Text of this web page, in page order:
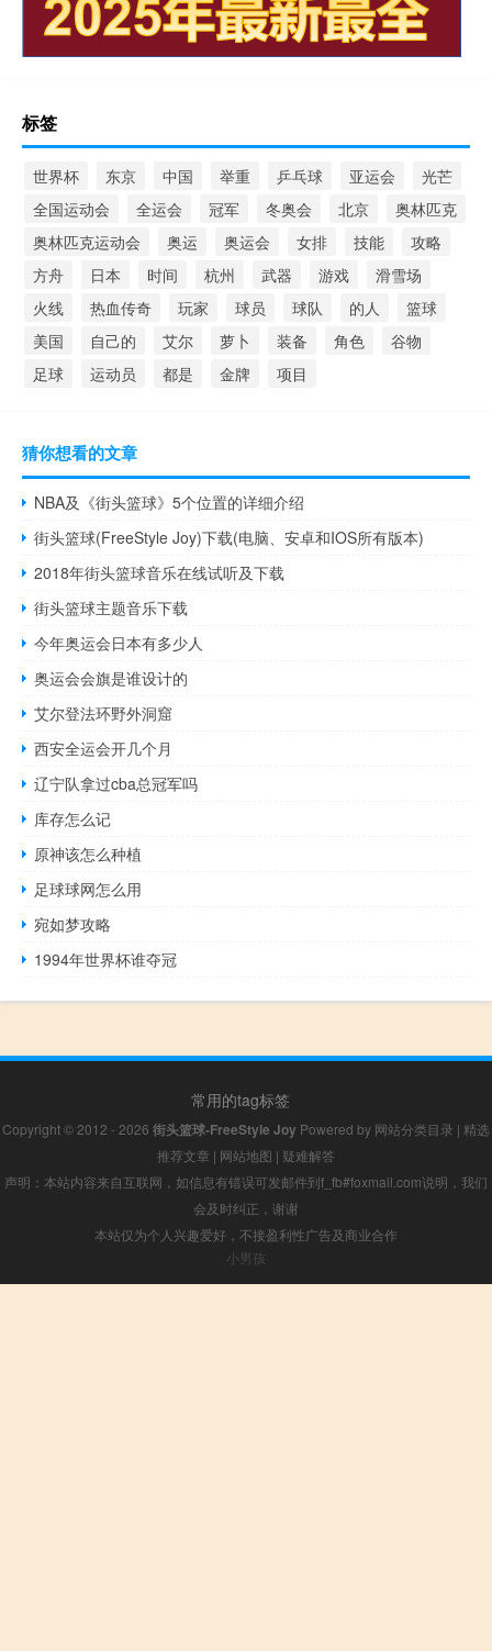
标签
世界杯 东京 中国 举重 乒乓球 亚运会
光芒
全国运动会
全运会 冠军 冬奥会 北京
奥林匹克
奥林匹克运动会
奥运 奥运会 女排 技能
攻略
方舟
日本 时间 杭州 武器 游戏
滑雪场
火线
热血传奇 玩家 球员 球队 的人
篮球
美国
自己的 艾尔 萝卜 装备 角色
谷物
足球
运动员 都是 金牌 项目
猜你想看的文章
NBA及《街头篮球》5个位置的详细介绍
街头篮球(FreeStyle Joy)下载(电脑、安卓和IOS所有版本)
2018年街头篮球音乐在线试听及下载
街头篮球主题音乐下载
今年奥运会日本有多少人
奥运会会旗是谁设计的
艾尔登法环野外洞窟
西安全运会开几个月
辽宁队拿过cba总冠军吗
库存怎么记
原神该怎么种植
足球球网怎么用
宛如梦攻略
1994年世界杯谁夺冠
常用的tag标签
Copyright © 2012 - 2026 街头篮球-FreeStyle Joy Powered by 网站分类目录 | 精选
推荐文章 | 网站地图 | 疑难解答
声明：本站内容来自互联网，如信息有错误可发邮件到f_fb#foxmail.com说明，我们
会及时纠正，谢谢
本站仅为个人兴趣爱好，不接盈利性广告及商业合作
小男孩